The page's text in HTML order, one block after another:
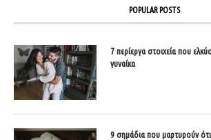
POPULAR POSTS
7 περίεργα στοιχεία που
γυναίκα
9 σημάδια που μαρτυρούν